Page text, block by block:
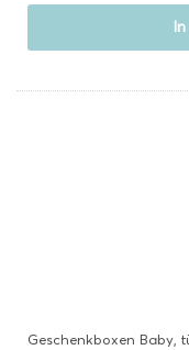
Geschenkboxen Baby,